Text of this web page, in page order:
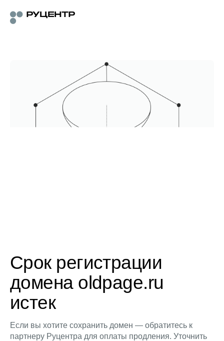
Срок регистрации
домена oldpage.ru
истек
Если вы хотите сохранить домен — обратитесь к
партнеру Руцентра для оплаты продления. Уточнить